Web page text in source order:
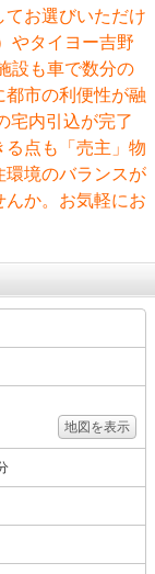
お選びいただけ
やタイヨー吉野
設も車で数分の
市の利便性が融
宅内引込が完了
る点も「売主」物
環境のバランスが
か。お気軽にお
地図を表示